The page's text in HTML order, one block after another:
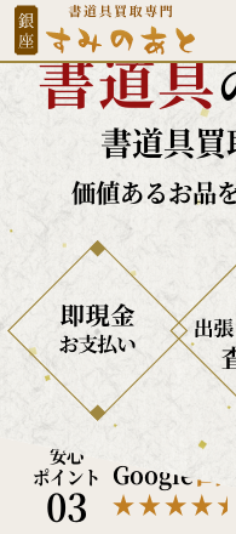
Warning : Undefined
/home/sw49/
content/themes/
472
硯・墨・掛
書道具
書道具
価値あるお品
安心
ポイント
01
古美術商が
創業40
安心
ポイント
02
専門知識を
東京美
安心
ポイント
03
Google口